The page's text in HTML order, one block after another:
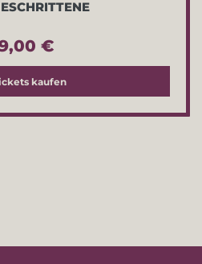
€
kaufen